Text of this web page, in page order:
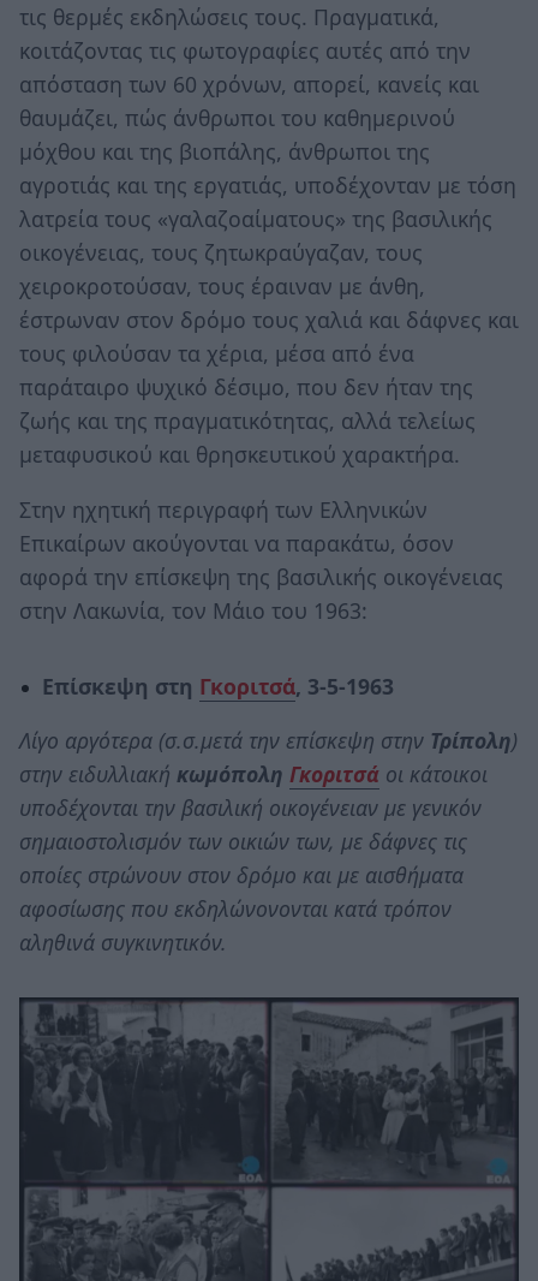
τις θερμές εκδηλώσεις τους. Πραγματικά,
κοιτάζοντας τις φωτογραφίες αυτές από την
απόσταση των 60 χρόνων, απορεί, κανείς και
θαυμάζει, πώς άνθρωποι του καθημερινού
μόχθου και της βιοπάλης, άνθρωποι της
αγροτιάς και της εργατιάς, υποδέχονταν με τόση
λατρεία τους «γαλαζοαίματους» της βασιλικής
οικογένειας, τους ζητωκραύγαζαν, τους
χειροκροτούσαν, τους έραιναν με άνθη,
έστρωναν στον δρόμο τους χαλιά και δάφνες και
τους φιλούσαν τα χέρια, μέσα από ένα
παράταιρο ψυχικό δέσιμο, που δεν ήταν της
ζωής και της πραγματικότητας, αλλά τελείως
μεταφυσικού και θρησκευτικού χαρακτήρα.
Στην ηχητική περιγραφή των Ελληνικών
Επικαίρων ακούγονται να παρακάτω, όσον
αφορά την επίσκεψη της βασιλικής οικογένειας
στην Λακωνία, τον Μάιο του 1963:
Επίσκεψη στη Γκοριτσά, 3-5-1963
Λίγο αργότερα (σ.σ.μετά την επίσκεψη στην Τρίπολη)
στην ειδυλλιακή κωμόπολη Γκοριτσά οι κάτοικοι
υποδέχονται την βασιλική οικογένειαν με γενικόν
σημαιοστολισμόν των οικιών των, με δάφνες τις
οποίες στρώνουν στον δρόμο και με αισθήματα
αφοσίωσης που εκδηλώνονονται κατά τρόπον
αληθινά συγκινητικόν.